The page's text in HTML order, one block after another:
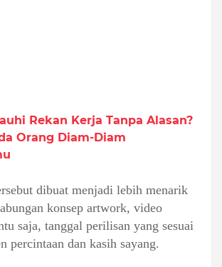
Rekan Kerja Tanpa Alasan?
Orang Diam-Diam
dibuat menjadi lebih menarik
konsep artwork, video
saja, tanggal perilisan yang sesuai
percintaan dan kasih sayang.